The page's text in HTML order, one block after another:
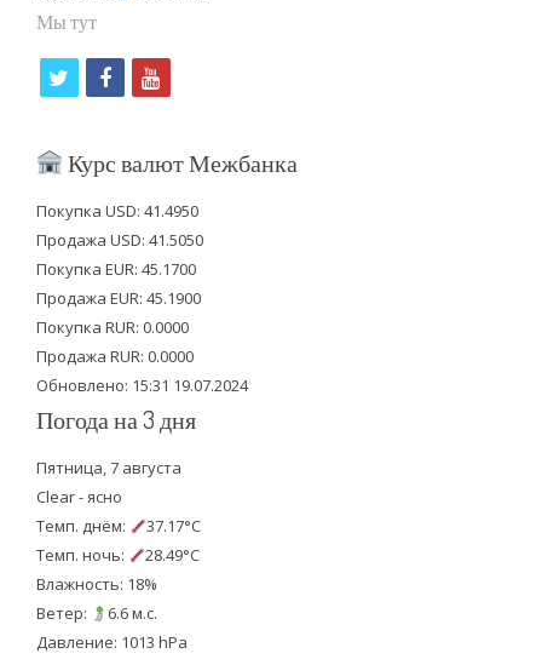
Мы тут
i
t
e
r
f
c
b
o
o
k
y
u
u
b
e
Курс валют Межбанка
Покупка USD: 41.4950
Продажа USD: 41.5050
Покупка EUR: 45.1700
Продажа EUR: 45.1900
Покупка RUR: 0.0000
Продажа RUR: 0.0000
Обновлено: 15:31 19.07.2024
Погода на 3 дня
Пятница, 7 августа
Clear - ясно
Темп. днём:
37.17°C
Темп. ночь:
28.49°C
Влажность: 18%
Ветер:
6.6 м.с.
Давление: 1013 hPa